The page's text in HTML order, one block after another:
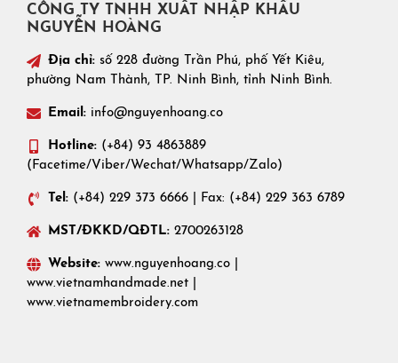
CÔNG TY TNHH XUẤT NHẬP KHẨU
NGUYỄN HOÀNG
Địa chỉ: số 228 đường Trần Phú, phố Yết Kiêu,
phường Nam Thành, TP. Ninh Bình, tỉnh Ninh Bình.
Email: info@nguyenhoang.co
Hotline: (+84) 93 4863889
(Facetime/Viber/Wechat/Whatsapp/Zalo)
Tel: (+84) 229 373 6666 | Fax: (+84) 229 363 6789
MST/ĐKKD/QĐTL: 2700263128
Website: www.nguyenhoang.co
www.vietnamhandmade.net
www.vietnamembroidery.com